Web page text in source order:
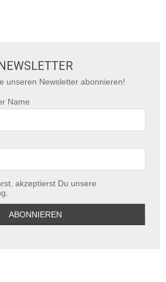
NEWSLETTER
unseren Newsletter abonnieren!
Name
akzeptierst Du unsere